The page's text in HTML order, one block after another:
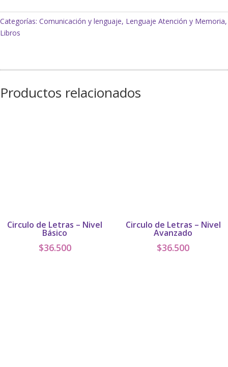
escribir
cursiva+
marcador
Categorías: Comunicación y lenguaje, Lenguaje Atención y Memoria,
Libros
Productos relacionados
Circulo de Letras – Nivel
Básico
$36.500
Circulo de Letras – Nivel
Avanzado
$36.500